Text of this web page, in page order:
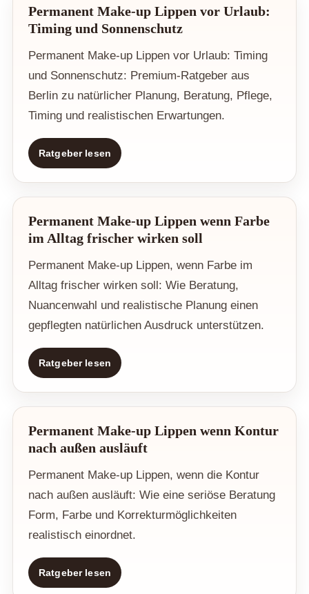
Permanent Make-up Lippen vor Urlaub:
Timing und Sonnenschutz
Permanent Make-up Lippen vor Urlaub: Timing
und Sonnenschutz: Premium-Ratgeber aus
Berlin zu natürlicher Planung, Beratung, Pflege,
Timing und realistischen Erwartungen.
Ratgeber lesen
Permanent Make-up Lippen wenn Farbe
im Alltag frischer wirken soll
Permanent Make-up Lippen, wenn Farbe im
Alltag frischer wirken soll: Wie Beratung,
Nuancenwahl und realistische Planung einen
gepflegten natürlichen Ausdruck unterstützen.
Ratgeber lesen
Permanent Make-up Lippen wenn Kontur
nach außen ausläuft
Permanent Make-up Lippen, wenn die Kontur
nach außen ausläuft: Wie eine seriöse Beratung
Form, Farbe und Korrekturmöglichkeiten
realistisch einordnet.
Ratgeber lesen